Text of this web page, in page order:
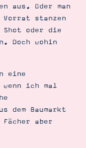
aus. Oder man
stanzen
Shot oder die
Doch wohin
eine
ich mal
dem Baumarkt
aber